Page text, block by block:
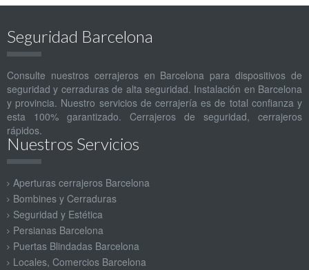
Seguridad Barcelona
Consulte nuestros cerrajeros en Barcelona para dispositivos de
seguridad y cerraduras de alta seguridad. Instalación en Barcelona
y provincia. Nuestro servicios de cerrajería es de total confianza y
esta 100% garantizado. Cerrajeros de seguridad, cerrajeros
rápidos.
Nuestros Servicios
Aperturas cerrajeros Barcelona
Bombines y Cerraduras
Seguridad y Estética
Persianas Barcelona
Puertas Blindadas Barcelona
Locales, Comercios Barcelona